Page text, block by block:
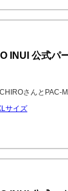
INUI 公式パ
さんとPAC-
サイズ